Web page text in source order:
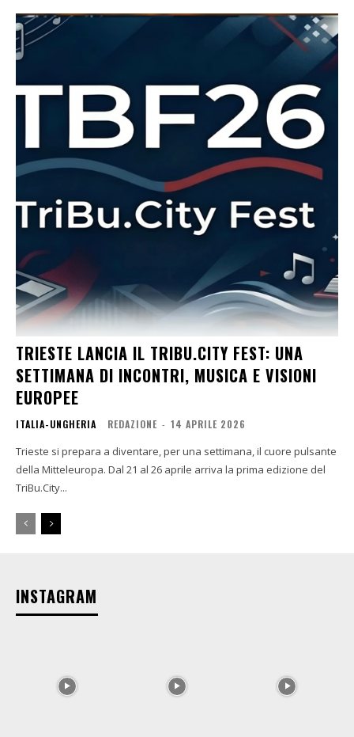
TRIESTE LANCIA IL TRIBU.CITY FEST: UNA
SETTIMANA DI INCONTRI, MUSICA E VISIONI
EUROPEE
ITALIA-UNGHERIA REDAZIONE - 14 APRILE 2026
Trieste si prepara a diventare, per una settimana, il cuore pulsante
della Mitteleuropa. Dal 21 al 26 aprile arriva la prima edizione del
TriBu.City...
INSTAGRAM